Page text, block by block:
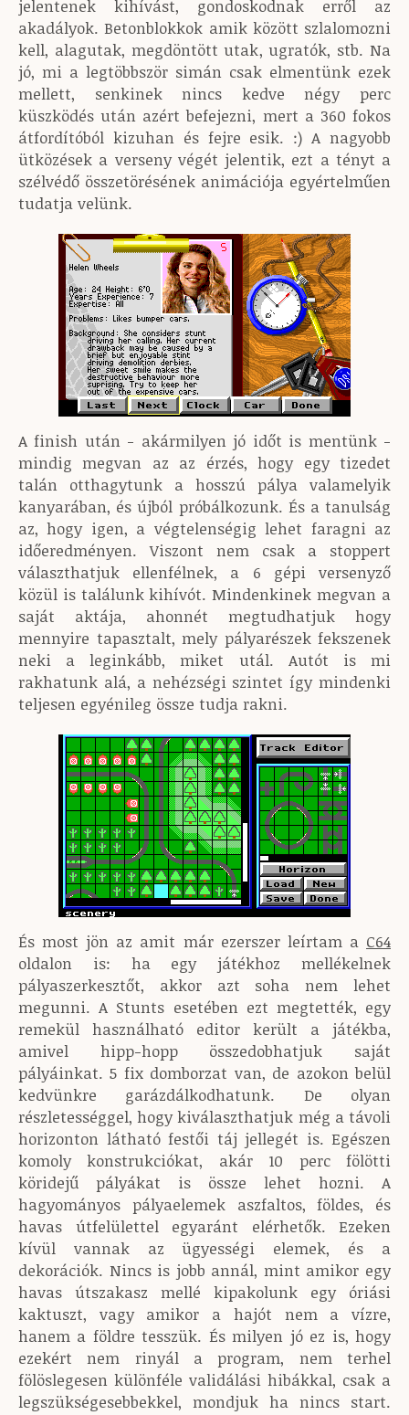
jelentenek kihívást, gondoskodnak erről az
akadályok. Betonblokkok amik között szlalomozni
kell, alagutak, megdöntött utak, ugratók, stb. Na
jó, mi a legtöbbször simán csak elmentünk ezek
mellett, senkinek nincs kedve négy perc
küszködés után azért befejezni, mert a 360 fokos
átfordítóból kizuhan és fejre esik. :) A nagyobb
ütközések a verseny végét jelentik, ezt a tényt a
szélvédő összetörésének animációja egyértelműen
tudatja velünk.
A finish után - akármilyen jó időt is mentünk -
mindig megvan az az érzés, hogy egy tizedet
talán otthagytunk a hosszú pálya valamelyik
kanyarában, és újból próbálkozunk. És a tanulság
az, hogy igen, a végtelenségig lehet faragni az
időeredményen. Viszont nem csak a stoppert
választhatjuk ellenfélnek, a 6 gépi versenyző
közül is találunk kihívót. Mindenkinek megvan a
saját aktája, ahonnét megtudhatjuk hogy
mennyire tapasztalt, mely pályarészek fekszenek
neki a leginkább, miket utál. Autót is mi
rakhatunk alá, a nehézségi szintet így mindenki
teljesen egyénileg össze tudja rakni.
És most jön az amit már ezerszer leírtam a C64
oldalon is: ha egy játékhoz mellékelnek
pályaszerkesztőt, akkor azt soha nem lehet
megunni. A Stunts esetében ezt megtették, egy
remekül használható editor került a játékba,
amivel hipp-hopp összedobhatjuk saját
pályáinkat. 5 fix domborzat van, de azokon belül
kedvünkre garázdálkodhatunk. De olyan
részletességgel, hogy kiválaszthatjuk még a távoli
horizonton látható festői táj jellegét is. Egészen
komoly konstrukciókat, akár 10 perc fölötti
köridejű pályákat is össze lehet hozni. A
hagyományos pályaelemek aszfaltos, földes, és
havas útfelülettel egyaránt elérhetők. Ezeken
kívül vannak az ügyességi elemek, és a
dekorációk. Nincs is jobb annál, mint amikor egy
havas útszakasz mellé kipakolunk egy óriási
kaktuszt, vagy amikor a hajót nem a vízre,
hanem a földre tesszük. És milyen jó ez is, hogy
ezekért nem rinyál a program, nem terhel
fölöslegesen különféle validálási hibákkal, csak a
legszükségesebbekkel, mondjuk ha nincs start.